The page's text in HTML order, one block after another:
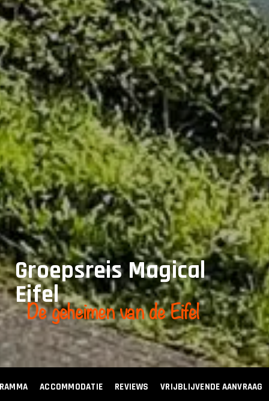
Groepsreis Magical
Eifel
De geheimen van de Eifel
ACCOMMODATIE REVIEWS VRIJBLIJVENDE AANVRAAG